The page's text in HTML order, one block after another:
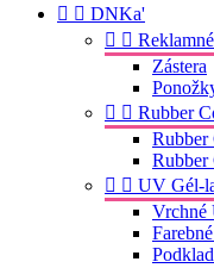
  DNKa'
 
Zástera
  Rubber
Rubber
Rubber
  UV Gél-
Vrchné